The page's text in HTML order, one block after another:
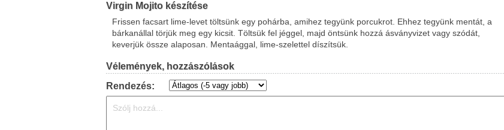
Virgin Mojito készítése
Frissen facsart lime-levet töltsünk egy pohárba, amihez tegyünk porcukrot. Ehhez tegyünk mentát, a
bárkanállal törjük meg egy kicsit. Töltsük fel jéggel, majd öntsünk hozzá ásványvizet vagy szódát,
keverjük össze alaposan. Mentaággal, lime-szelettel díszítsük.
Vélemények, hozzászólások
Rendezés: